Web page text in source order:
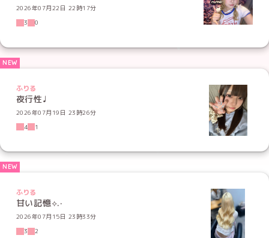
2026年07月22日 22時17分
3
0
ふりる
夜行性♩
2026年07月19日 23時26分
4
1
ふりる
甘い記憶⟡.·
2026年07月15日 23時33分
3
2